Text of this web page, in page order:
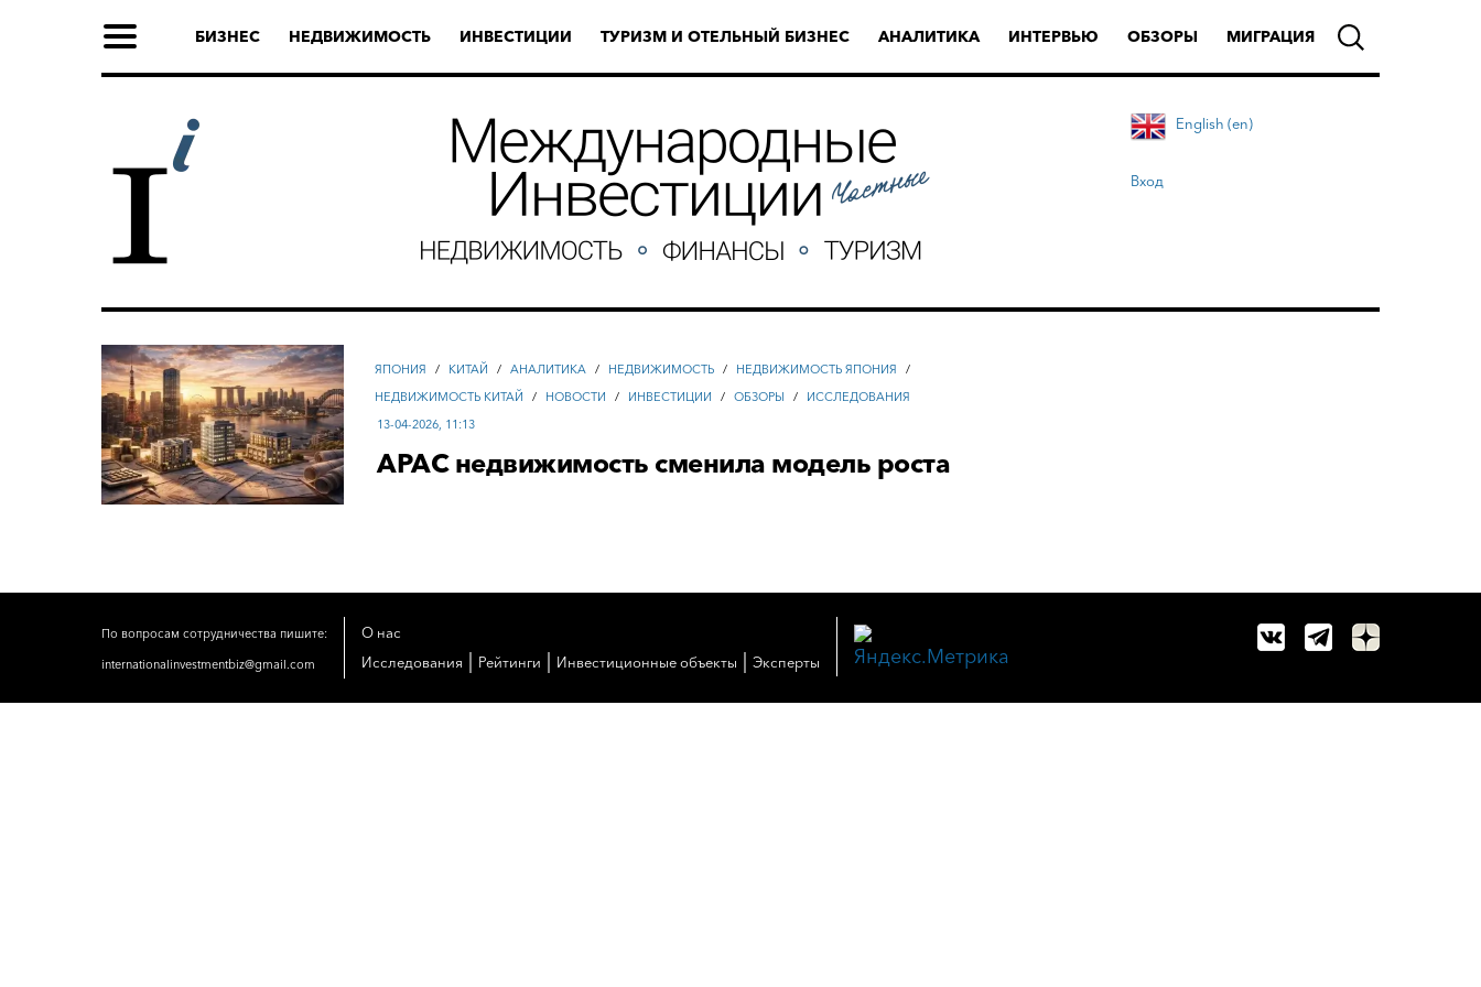
БИЗНЕС НЕДВИЖИМОСТЬ ИНВЕСТИЦИИ ТУРИЗМ И ОТЕЛЬНЫЙ БИЗНЕС АНАЛИТИКА ИНТЕРВЬЮ ОБЗОРЫ МИГРАЦИЯ
English (en)
Вход
ЯПОНИЯ / КИТАЙ / АНАЛИТИКА / НЕДВИЖИМОСТЬ / НЕДВИЖИМОСТЬ ЯПОНИЯ
/
НЕДВИЖИМОСТЬ КИТАЙ
/ НОВОСТИ / ИНВЕСТИЦИИ / ОБЗОРЫ /
ИССЛЕДОВАНИЯ
13-04-2026, 11:13
APAC недвижимость сменила модель роста
По вопросам сотрудничества пишите:
internationalinvestmentbiz@gmail.com
О нас
Исследования
Рейтинги Инвестиционные объекты Эксперты